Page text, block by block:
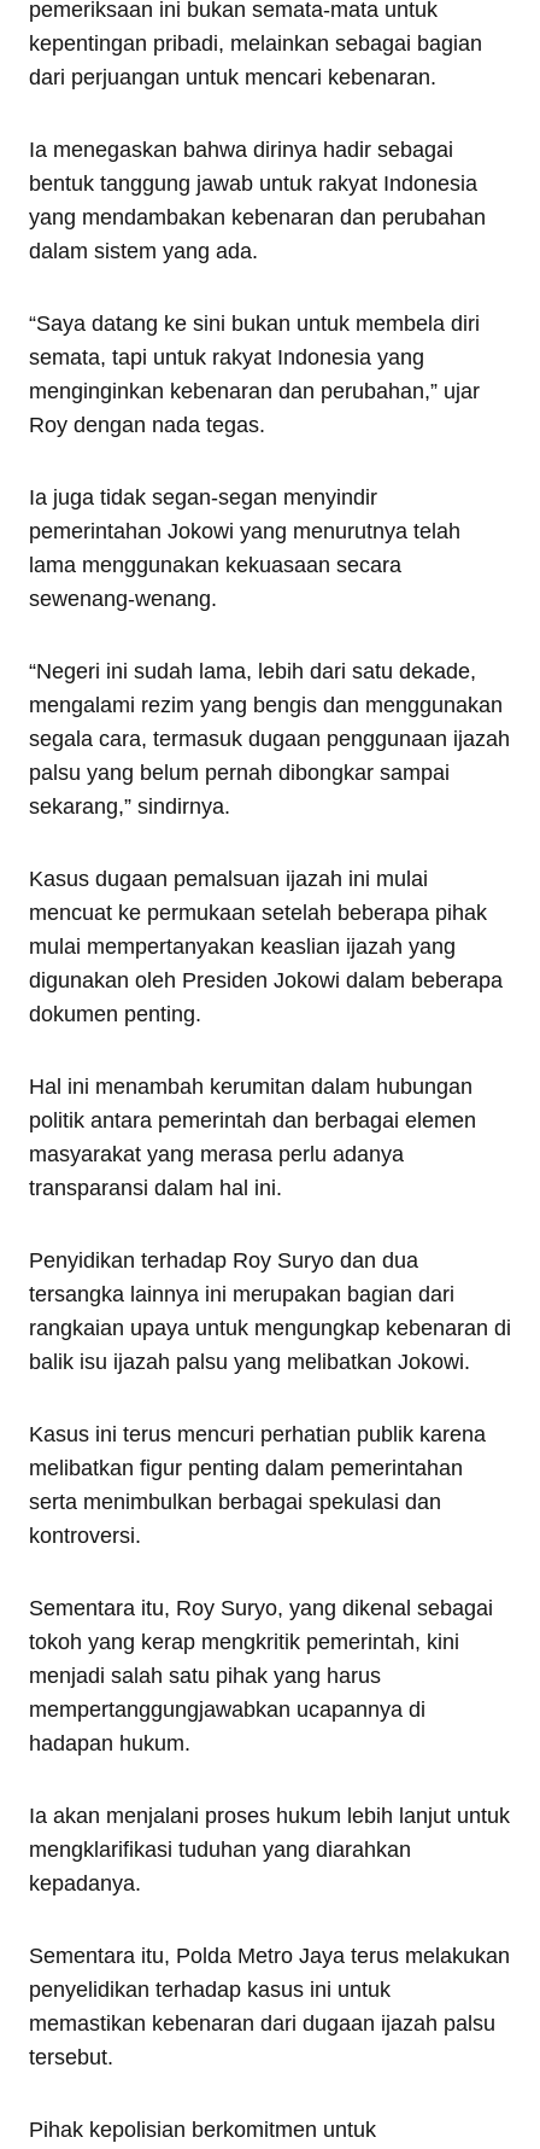
pemeriksaan ini bukan semata-mata untuk
kepentingan pribadi, melainkan sebagai bagian
dari perjuangan untuk mencari kebenaran.
Ia menegaskan bahwa dirinya hadir sebagai
bentuk tanggung jawab untuk rakyat Indonesia
yang mendambakan kebenaran dan perubahan
dalam sistem yang ada.
“Saya datang ke sini bukan untuk membela diri
semata, tapi untuk rakyat Indonesia yang
menginginkan kebenaran dan perubahan,” ujar
Roy dengan nada tegas.
Ia juga tidak segan-segan menyindir
pemerintahan Jokowi yang menurutnya telah
lama menggunakan kekuasaan secara
sewenang-wenang.
“Negeri ini sudah lama, lebih dari satu dekade,
mengalami rezim yang bengis dan menggunakan
segala cara, termasuk dugaan penggunaan ijazah
palsu yang belum pernah dibongkar sampai
sekarang,” sindirnya.
Kasus dugaan pemalsuan ijazah ini mulai
mencuat ke permukaan setelah beberapa pihak
mulai mempertanyakan keaslian ijazah yang
digunakan oleh Presiden Jokowi dalam beberapa
dokumen penting.
Hal ini menambah kerumitan dalam hubungan
politik antara pemerintah dan berbagai elemen
masyarakat yang merasa perlu adanya
transparansi dalam hal ini.
Penyidikan terhadap Roy Suryo dan dua
tersangka lainnya ini merupakan bagian dari
rangkaian upaya untuk mengungkap kebenaran di
balik isu ijazah palsu yang melibatkan Jokowi.
Kasus ini terus mencuri perhatian publik karena
melibatkan figur penting dalam pemerintahan
serta menimbulkan berbagai spekulasi dan
kontroversi.
Sementara itu, Roy Suryo, yang dikenal sebagai
tokoh yang kerap mengkritik pemerintah, kini
menjadi salah satu pihak yang harus
mempertanggungjawabkan ucapannya di
hadapan hukum.
Ia akan menjalani proses hukum lebih lanjut untuk
mengklarifikasi tuduhan yang diarahkan
kepadanya.
Sementara itu, Polda Metro Jaya terus melakukan
penyelidikan terhadap kasus ini untuk
memastikan kebenaran dari dugaan ijazah palsu
tersebut.
Pihak kepolisian berkomitmen untuk